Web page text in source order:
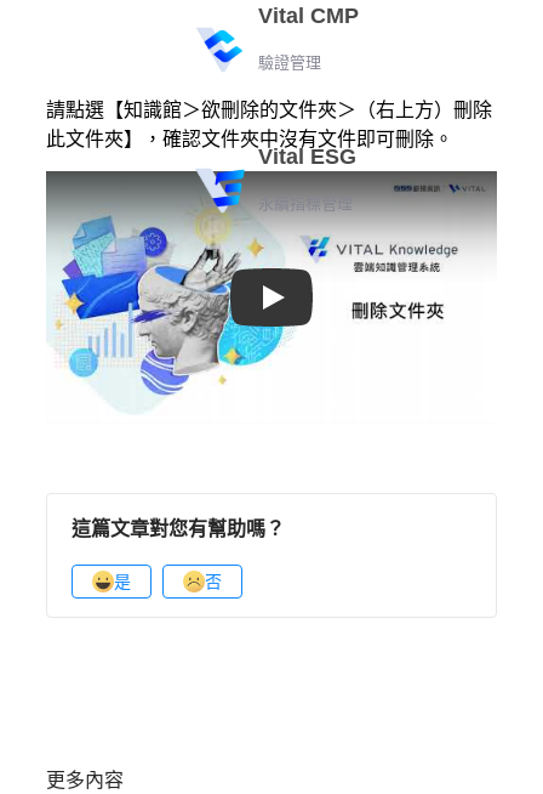
Vital CMP
驗證管理
Vital ESG
永續指標管理
請點選【知識館＞欲刪除的文件夾＞（右上方）刪除
此文件夾】，確認文件夾中沒有文件即可刪除。
Play
這篇文章對您有幫助嗎？
是 否
更多內容